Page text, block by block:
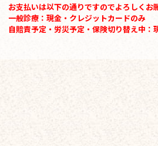
お支払いは以下の通りですのでよろしくお
一般診療：現金・クレジットカードのみ
自賠責予定・労災予定・保険切り替え中：